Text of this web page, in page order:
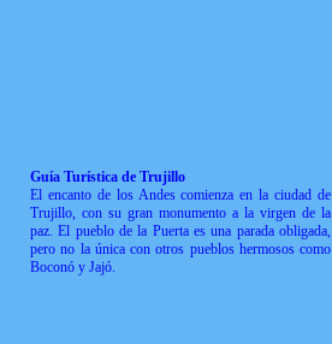
Guía Turística de Trujillo
El encanto de los Andes comienza en la ciudad de
Trujillo, con su gran monumento a la virgen de la
paz. El pueblo de la Puerta es una parada obligada,
pero no la única con otros pueblos hermosos como
Boconó y Jajó.